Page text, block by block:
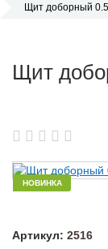
Щит доборный
Щит
НОВИНКА
Артикул: 2516